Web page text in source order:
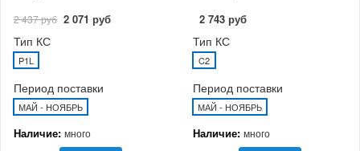
2 437 руб 2 071 руб
Тип КС
P1L
Период поставки
МАЙ - НОЯБРЬ
Наличие: много
2 743 руб
Тип КС
C2
Период поставки
МАЙ - НОЯБРЬ
Наличие: много